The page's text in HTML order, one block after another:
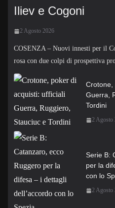
Iliev e Cogoni
2 Agosto 2026
COSENZA – Nuovi innesti per il
rosa con due colpi di prospettiva
Crotone,
Guerra,
Tordini
2 Agosto
Serie B:
per la
con lo
2 Agosto